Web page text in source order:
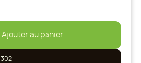
Ajouter au panier